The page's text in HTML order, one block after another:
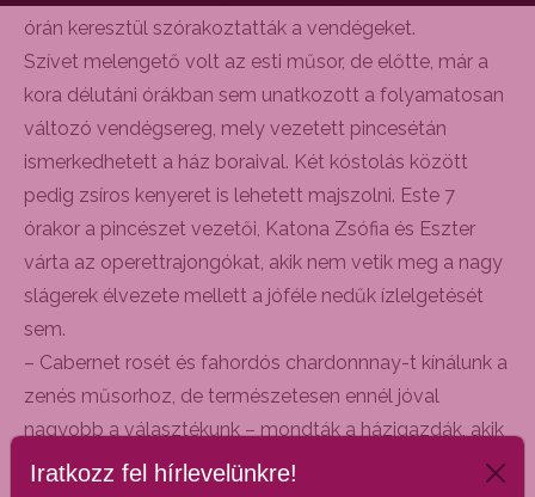
órán keresztül szórakoztatták a vendégeket.
Szívet melengető volt az esti műsor, de előtte, már a
kora délutáni órákban sem unatkozott a folyamatosan
változó vendégsereg, mely vezetett pincesétán
ismerkedhetett a ház boraival. Két kóstolás között
pedig zsíros kenyeret is lehetett majszolni. Este 7
órakor a pincészet vezetői, Katona Zsófia és Eszter
várta az operettrajongókat, akik nem vetik meg a nagy
slágerek élvezete mellett a jóféle nedűk ízlelgetését
sem.
– Cabernet rosét és fahordós chardonnnay-t kínálunk a
zenés műsorhoz, de természetesen ennél jóval
nagyobb a választékunk – mondták a házigazdák, akik
maguk is szívesen hallgatták az ismert melódiákat.
Iratkozz fel hírlevelünkre!